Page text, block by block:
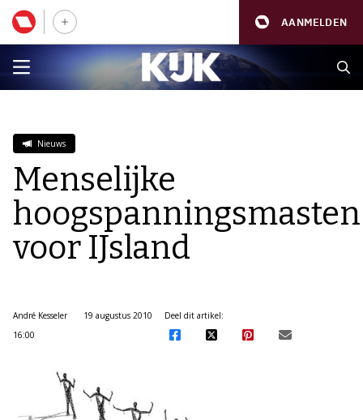
AANMELDEN
Nieuws
Menselijke
hoogspanningsmasten
voor IJsland
André Kesseler
19 augustus 2010
16:00
Deel dit artikel: